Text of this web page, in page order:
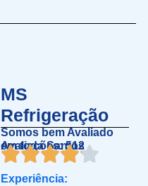
MS
Refrigeração
Somos bem Avaliado
em toda Santos
Avaliações: 512
Experiência: